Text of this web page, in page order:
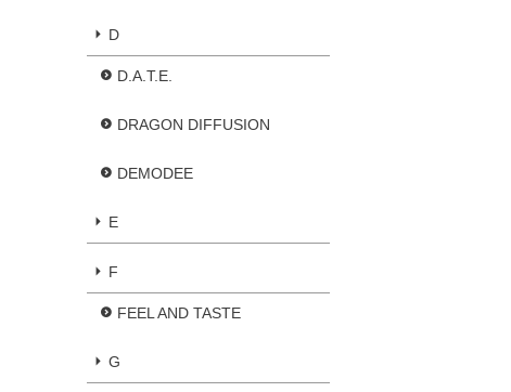
D
D.A.T.E.
DRAGON DIFFUSION
DEMODEE
E
F
FEEL AND TASTE
G